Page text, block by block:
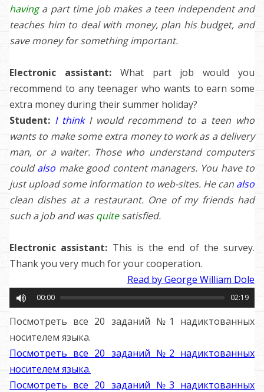
havinga part time job makes a teen independent and
teaches him to deal with money, plan his budget, and
save money for something important.
Electronic assistant:What part job would you
recommend to any teenager who wants to earn some
extra money during their summer holiday?
Student: I thinkI would recommend to a teen who
wants to make some extra money to work as a delivery
man, or a waiter. Those who understand computers
couldalso make good content managers. You have to
just upload some information to web-sites. He can also
clean dishes at a restaurant. One of my friends had
such a job and wasquitesatisfied.
Electronic assistant: This is the end of the survey.
Thank you very much for your cooperation.
Read by George William Dole
00:00 02:19
Посмотреть все 20 заданий №1 надиктованных
носителем языка.
Посмотреть все 20 заданий №2 надиктованных
носителем языка.
Посмотреть все 20 заданий №3 надиктованных